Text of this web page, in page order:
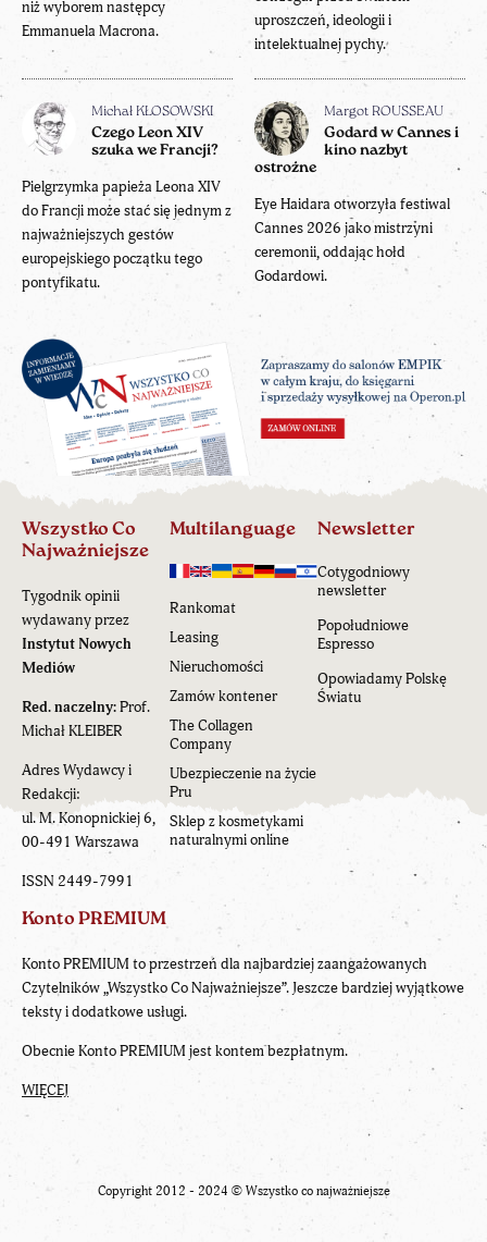
niż wyborem następcy
Emmanuela Macrona.
uproszczeń, ideologii i
intelektualnej pychy.
Michał KŁOSOWSKI
Czego Leon XIV
szuka we Francji?
Pielgrzymka papieża Leona XIV
do Francji może stać się jednym z
najważniejszych gestów
europejskiego początku tego
pontyfikatu.
Margot ROUSSEAU
Godard w Cannes i
kino nazbyt
ostrożne
Eye Haidara otworzyła festiwal
Cannes 2026 jako mistrzyni
ceremonii, oddając hołd
Godardowi.
Wszystko Co
Najważniejsze
Tygodnik opinii
wydawany przez
Instytut Nowych
Mediów
Red. naczelny:Prof.
Michał KLEIBER
Adres Wydawcy i
Redakcji:
ul. M. Konopnickiej 6,
00-491 Warszawa
ISSN 2449-7991
Multilanguage
Rankomat
Leasing
Nieruchomości
Zamów kontener
The Collagen
Company
Ubezpieczenie na życie
Pru
Sklep z kosmetykami
naturalnymi online
Newsletter
Cotygodniowy
newsletter
Popołudniowe
Espresso
Opowiadamy Polskę
Światu
Konto PREMIUM
Konto PREMIUM to przestrzeń dla najbardziej zaangażowanych
Czytelników „Wszystko Co Najważniejsze”. Jeszcze bardziej wyjątkowe
teksty i dodatkowe usługi.
Obecnie Konto PREMIUM jest kontem bezpłatnym.
WIĘCEJ
Copyright 2012 - 2024 © Wszystko co najważniejsze